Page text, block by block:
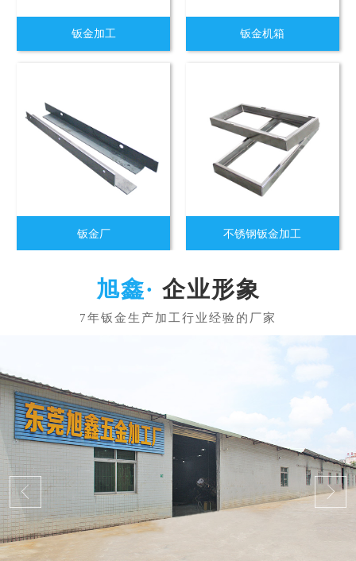
钣金加工 钣金机箱
钣金厂 不锈钢钣金加工
企业形象